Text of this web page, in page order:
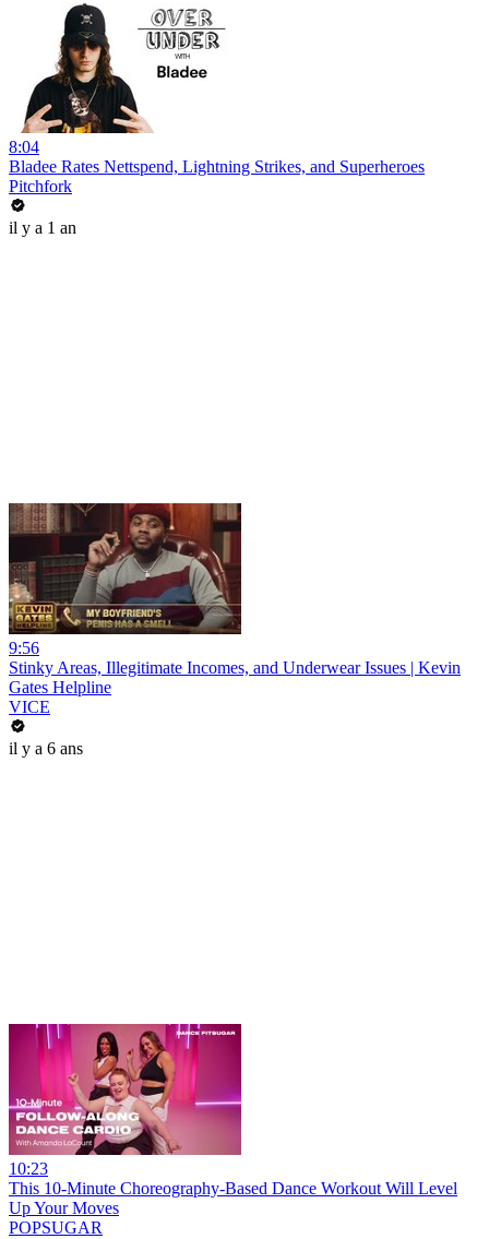
8:04
Bladee Rates Nettspend, Lightning Strikes, and Superheroes
Pitchfork
il y a 1 an
9:56
Stinky Areas, Illegitimate Incomes, and Underwear Issues | Kevin
Gates Helpline
VICE
il y a 6 ans
10:23
This 10-Minute Choreography-Based Dance Workout Will Level
Up Your Moves
POPSUGAR